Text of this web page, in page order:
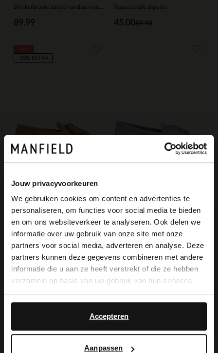
Jouw privacyvoorkeuren
We gebruiken cookies om content en advertenties te
personaliseren, om functies voor social media te bieden
en om ons websiteverkeer te analyseren. Ook delen we
informatie over uw gebruik van onze site met onze
partners voor social media, adverteren en analyse. Deze
partners kunnen deze gegevens combineren met andere
informatie die u aan ze heeft verstrekt of die ze hebben
verzameld op basis van uw gebruik van hun services.
Accepteren
Aanpassen
89.99
Taupe suède slippers
89.98
45.00
Manfield
Beige suède loafers met franjes
119.98
71.99
-10% EXTRA
Blauwe suède loafers met franjes
109.99
-10% EXTRA
-10% EXTRA
×
View this website in English?
It looks like your language isn't Dutch. Would
you like to switch to English?
English